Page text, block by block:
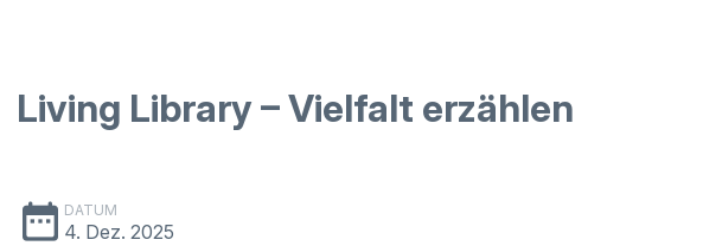
Living Library – Vielfalt erzählen
date_range DATUM
4. Dez. 2025